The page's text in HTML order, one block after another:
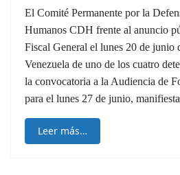
El Comité Permanente por la
Humanos CDH frente al anuncio
Fiscal General el lunes 20 de junio
Venezuela de uno de los cuatro
la convocatoria a la Audiencia de
para el lunes 27 de junio,
Leer más…